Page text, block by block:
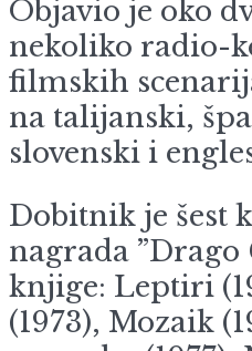
Objavio je oko
nekoliko radio-
filmskih
na talijanski,
slovenski i
Dobitnik je šest
nagrada ”Drago
knjige: Leptiri
(1973), Mozaik